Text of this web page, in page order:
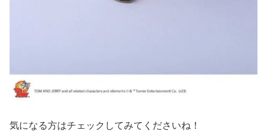
気になる方はチェックしてみてくださいね！